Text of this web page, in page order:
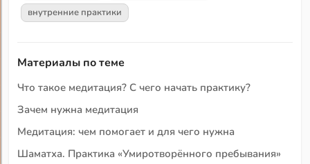
внутренние практики
Материалы по теме
Что такое медитация? С чего начать практику?
Зачем нужна медитация
Медитация: чем помогает и для чего нужна
Шаматха. Практика «Умиротворённого пребывания»